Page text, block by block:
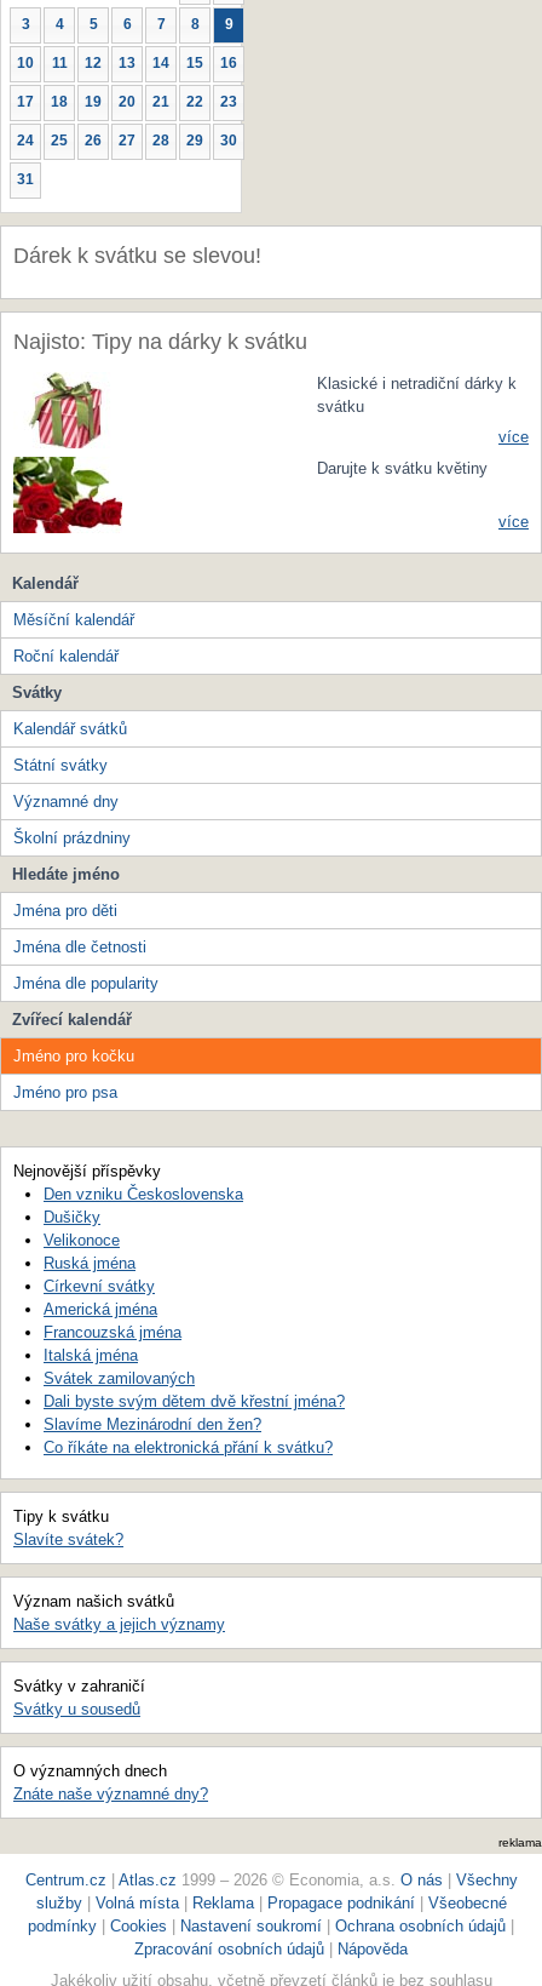
3 4 5 6 7 8 9
10 11 12 13 14 15 16
17 18 19 20 21 22 23
24 25 26 27 28 29 30
31
Dárek k svátku se slevou!
Najisto: Tipy na dárky k svátku
Klasické i netradiční dárky k
svátku
více
Darujte k svátku květiny
více
Kalendář
Měsíční kalendář
Roční kalendář
Svátky
Kalendář svátků
Státní svátky
Významné dny
Školní prázdniny
Hledáte jméno
Jména pro děti
Jména dle četnosti
Jména dle popularity
Zvířecí kalendář
Jméno pro kočku
Jméno pro psa
Nejnovější příspěvky
Den vzniku Československa
Dušičky
Velikonoce
Ruská jména
Církevní svátky
Americká jména
Francouzská jména
Italská jména
Svátek zamilovaných
Dali byste svým dětem dvě křestní jména?
Slavíme Mezinárodní den žen?
Co říkáte na elektronická přání k svátku?
Tipy k svátku
Slavíte svátek?
Význam našich svátků
Naše svátky a jejich významy
Svátky v zahraničí
Svátky u sousedů
O významných dnech
Znáte naše významné dny?
reklama
Centrum.cz Atlas.cz 1999 – 2026 © Economia, a.s. O nás
Všechny
služby
Volná místa| Reklama Propagace podnikání| Všeobecné
podmínky
Cookies Nastavení soukromí Ochrana osobních údajů
Zpracování osobních údajů
Nápověda
Jakékoliv užití obsahu, včetně převzetí článků je bez souhlasu